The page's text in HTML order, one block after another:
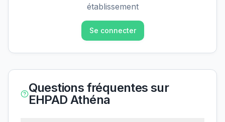
établissement
Se connecter
Questions fréquentes sur
EHPAD Athéna